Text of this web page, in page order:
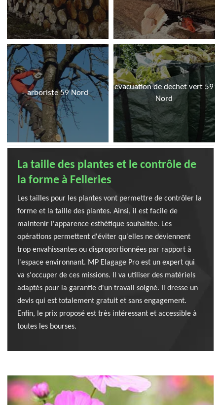
arboriste 59 Nord
evacuation de dechet vert 59
Nord
La taille des plantes et le contrôle de
la forme à Felleries
Les tailles pour les plantes vont permettre de contrôler la
forme et la taille des plantes. Ainsi, il est facile de
maintenir l'apparence esthétique souhaitée. Les
opérations permettent d'éviter qu'elles ne deviennent
trop envahissantes ou disproportionnées par rapport à
l'espace environnant. MP Elagage Pro est un expert qui
va s'occuper de ces missions. Il va utiliser des matériels
adaptés pour la garantie d'un travail soigné. Il dresse un
devis qui est totalement gratuit et sans engagement.
Enfin, le prix proposé est très intéressant et accessible à
toutes les bourses.